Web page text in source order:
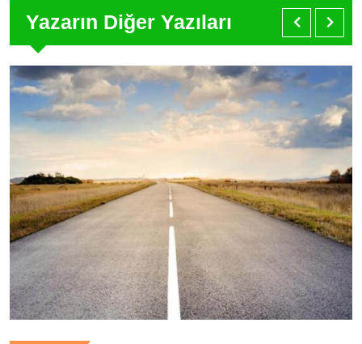
Yazarın Diğer Yazıları